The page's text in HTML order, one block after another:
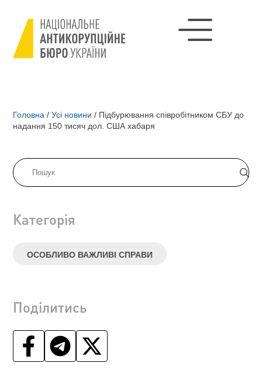
Головна / Усі новини / Підбурювання співробітником СБУ до
надання 150 тисяч дол. США хабаря
Категорія
ОСОБЛИВО ВАЖЛИВІ СПРАВИ
Поділитись